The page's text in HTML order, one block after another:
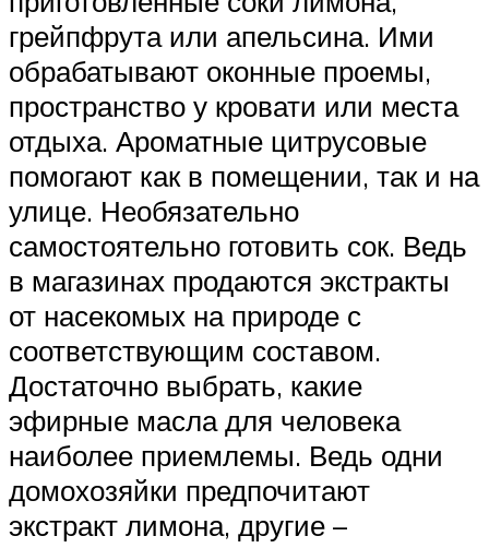
грейпфрута или апельсина. Ими
обрабатывают оконные проемы,
пространство у кровати или места
отдыха. Ароматные цитрусовые
помогают как в помещении, так и на
улице. Необязательно
самостоятельно готовить сок. Ведь
в магазинах продаются экстракты
от насекомых на природе с
соответствующим составом.
Достаточно выбрать, какие
эфирные масла для человека
наиболее приемлемы. Ведь одни
домохозяйки предпочитают
экстракт лимона, другие –